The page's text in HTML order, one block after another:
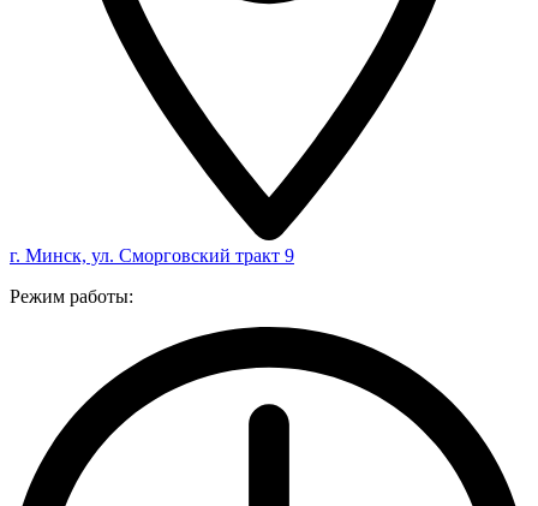
г. Минск, ул. Сморговский тракт 9
Режим работы: